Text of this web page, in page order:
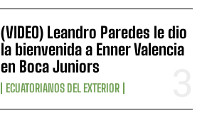
(VIDEO) Leandro Paredes le dio
la bienvenida a Enner Valencia
en Boca Juniors
ECUATORIANOS DEL EXTERIOR